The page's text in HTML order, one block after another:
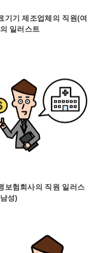
기기 제조업체의 직원(여
일러스트
보험회사의 직원 일러스
성)